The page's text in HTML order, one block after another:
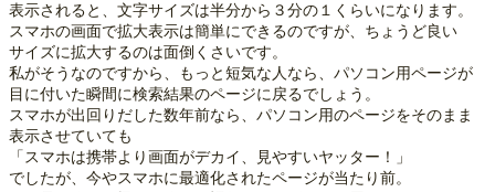
表示されると、文字サイズは半分から３分の１くらいになります。
スマホの画面で拡大表示は簡単にできるのですが、ちょうど良い
サイズに拡大するのは面倒くさいです。
私がそうなのですから、もっと短気な人なら、パソコン用ページが
目に付いた瞬間に検索結果のページに戻るでしょう。
スマホが出回りだした数年前なら、パソコン用のページをそのまま
表示させていても
「スマホは携帯より画面がデカイ、見やすいヤッター！」
でしたが、今やスマホに最適化されたページが当たり前。